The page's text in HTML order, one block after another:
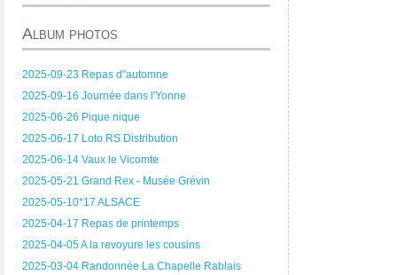
Album photos
2025-09-23 Repas d"automne
2025-09-16 Journée dans l'Yonne
2025-06-26 Pique nique
2025-06-17 Loto RS Distribution
2025-06-14 Vaux le Vicomte
2025-05-21 Grand Rex - Musée Grévin
2025-05-10*17 ALSACE
2025-04-17 Repas de printemps
2025-04-05 A la revoyure les cousins
2025-03-04 Randonnée La Chapelle Rablais